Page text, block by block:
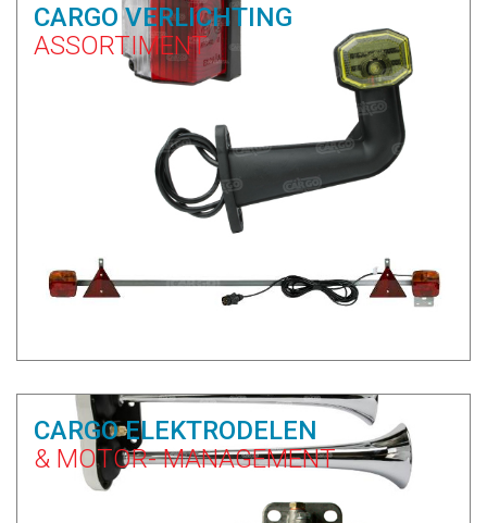
CARGO VERLICHTING
ASSORTIMENT
CARGO ELEKTRODELEN
& MOTOR- MANAGEMENT